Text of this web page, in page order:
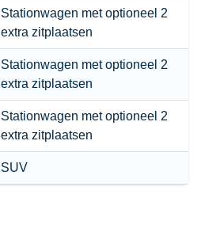
Stationwagen met optioneel 2
extra zitplaatsen
Stationwagen met optioneel 2
extra zitplaatsen
Stationwagen met optioneel 2
extra zitplaatsen
SUV